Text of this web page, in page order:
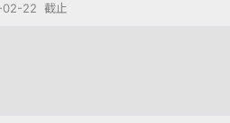
02-22 截止